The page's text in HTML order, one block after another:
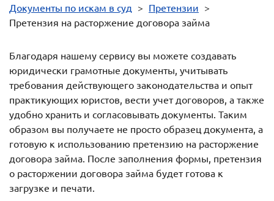
Документы по искам в суд > Претензии >
Претензия на расторжение договора займа
Благодаря нашему сервису вы можете создавать
юридически грамотные документы, учитывать
требования действующего законодательства и опыт
практикующих юристов, вести учет договоров, а также
удобно хранить и согласовывать документы. Таким
образом вы получаете не просто образец документа, а
готовую к использованию претензию на расторжение
договора займа. После заполнения формы, претензия
о расторжении договора займа будет готова к
загрузке и печати.